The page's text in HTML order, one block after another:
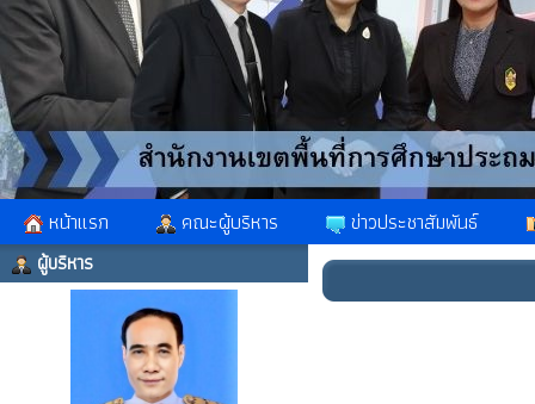
หน้าแรก คณะผู้บริหาร ข่าวประชาสัมพันธ์
ผู้บริหาร